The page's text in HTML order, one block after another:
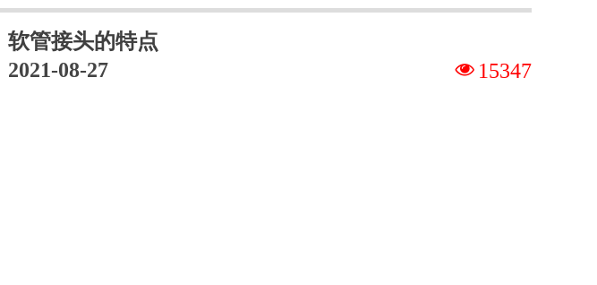
软管接头的特点
넶 15347
2021-08-27